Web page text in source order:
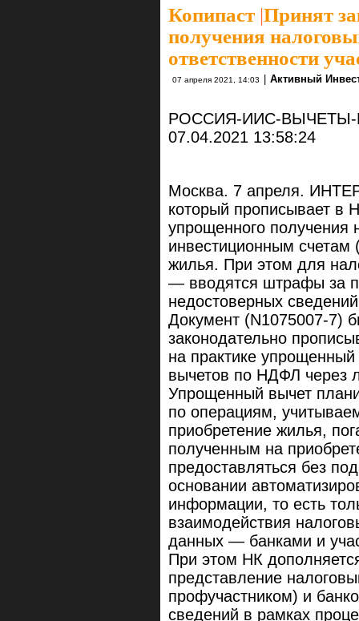
Копипаст |Принят
получения
ответственности
07 апреля 2021, 14:03 Активный
РОССИЯ-ИИС-
07.04.2021 13:58:24
Москва. 7 апреля.
который прописывает в
упрощенного получения
инвестиционным
жилья. При этом для
— вводятся штрафы за
недостоверных
Документ (N1075007-7)
законодательно
на практике
вычетов по НДФЛ через
Упрощенный вычет
по операциям,
приобретение жилья,
полученным на
предоставляться без
основании
информации, то есть
взаимодействия
данных — банками и
При этом НК
представление
профучастником) и
сведений в рамках